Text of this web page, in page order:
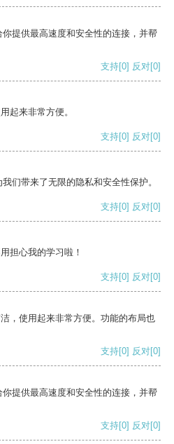
提供最高速度和安全性的连接，并帮
支持[0] 反对[0]
起来非常方便。
支持[0] 反对[0]
们带来了无限的隐私和安全性保护。
支持[0] 反对[0]
担心我的学习啦！
支持[0] 反对[0]
，使用起来非常方便。功能的布局也
支持[0] 反对[0]
提供最高速度和安全性的连接，并帮
支持[0] 反对[0]